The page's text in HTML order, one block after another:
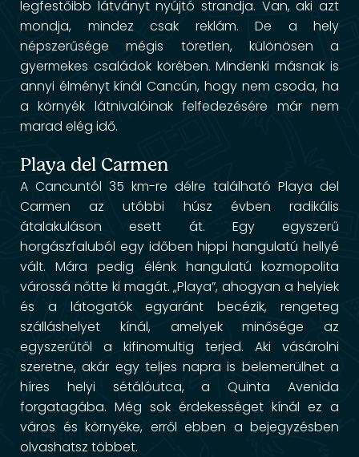
legfestőibb látványt nyújtó strandja. Van, aki azt
mondja, mindez csak reklám. De a hely
népszerűsége mégis töretlen, különösen a
gyermekes családok körében. Mindenki másnak is
annyi élményt kínál Cancún, hogy nem csoda, ha
a környék látnivalóinak felfedezésére már nem
marad elég idő.
Playa del Carmen
A Cancuntól 35 km-re délre található Playa del
Carmen az utóbbi húsz évben radikális
átalakuláson esett át. Egy egyszerű
horgászfaluból egy időben hippi hangulatú hellyé
vált. Mára pedig élénk hangulatú kozmopolita
várossá nőtte ki magát. „Playa”, ahogyan a helyiek
és a látogatók egyaránt becézik, rengeteg
szálláshelyet kínál, amelyek minősége az
egyszerűtől a kifinomultig terjed. Aki vásárolni
szeretne, akár egy teljes napra is belemerülhet a
híres helyi sétálóutca, a Quinta Avenida
forgatagába. Még sok érdekességet kínál ez a
város és környéke, erről ebben a bejegyzésben
olvashatsz többet.